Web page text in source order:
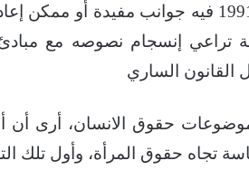
برغم أن القانون القديم لسنة 1991 فيه
تراعي إنسجام نصوصه مع
القانون الساري
حقوق الانسان، أرى أن
تجاه حقوق المرأة، وأول تلك